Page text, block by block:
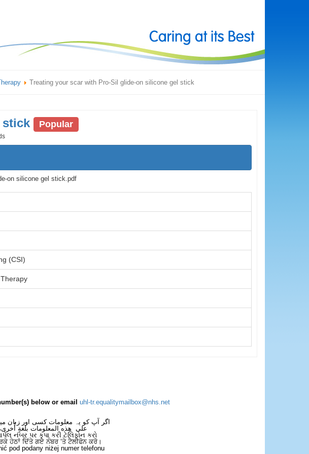
Treating your scar with Pro-Sil glide-on silicone gel stick
stick Popular
on silicone gel stick.pdf
(CSI)
below or email uhl-tr.equalitymailbox@nhs.net
اگر آپ کو یہ معلومات کسی اور زبان
على هذه المعلومات بلغةٍ
નંબર પર કૃપા કરી ટેલિફોન કરો
ਹੇਠਾਂ ਦਿੱਤੇ ਗਏ ਨੰਬਰ ‘ਤੇ ਟੈਲੀਫੋਨ ਕਰੋ।
pod podany niżej numer telefonu